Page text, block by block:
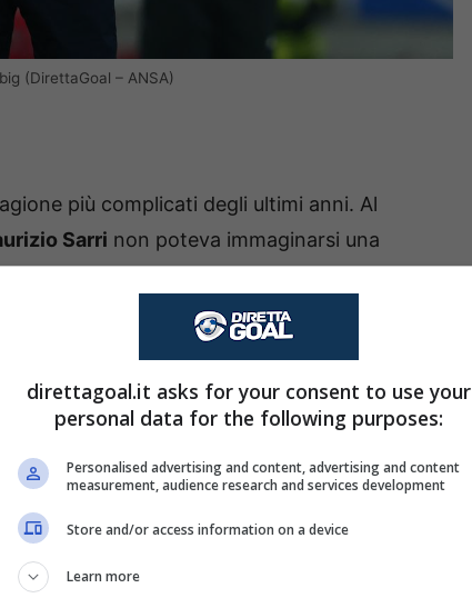
(DirettaGoal – ANSA)
più complicati degli ultimi anni. Al
Sarri non poteva immaginarsi una
stato avvisato del blocco del mercato solo in
con la rosa a disposizione.
costruito questa squadra, le richieste erano
gennaio, con la possibilità sempre più
deve fare con quelli che ha. Il problema è
a centrocampo.
Dele-Bashiru
dovrebbe
, ancora non pronto ma più vicino a
direttagoal.it asks for your consent to use your
personal data for the following purposes:
Personalised advertising and content, advertising and content
measurement, audience research and services development
Store and/or access information on a device
Learn more